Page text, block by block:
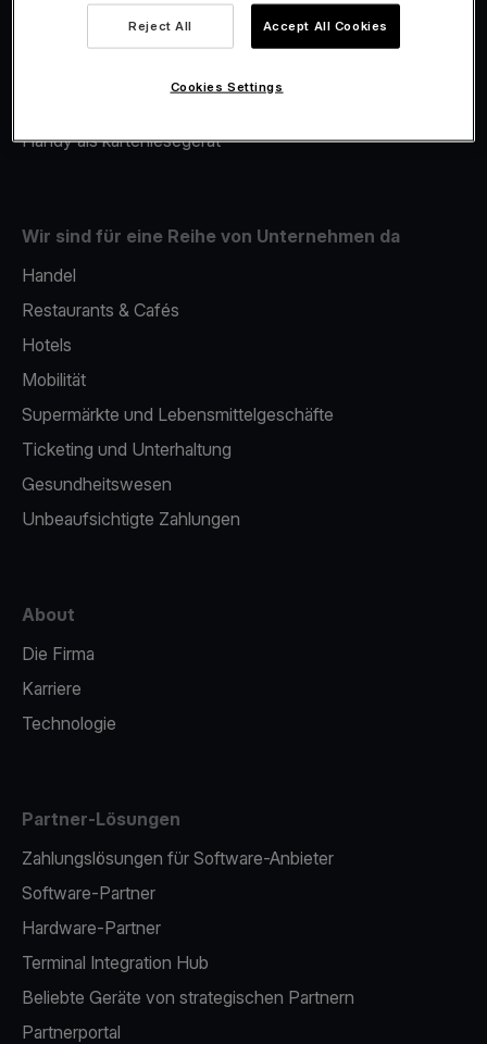
Merchant Advance
Handy als kartenlesegerät
Wir sind für eine Reihe von Unternehmen da
Handel
Restaurants & Cafés
Hotels
Mobilität
Supermärkte und Lebensmittelgeschäfte
Ticketing und Unterhaltung
Gesundheitswesen
Unbeaufsichtigte Zahlungen
About
Die Firma
Karriere
Technologie
Partner-Lösungen
Zahlungslösungen für Software-Anbieter
Software-Partner
Hardware-Partner
Terminal Integration Hub
Beliebte Geräte von strategischen Partnern
Partnerportal
Reject All Accept All Cookies
Cookies Settings